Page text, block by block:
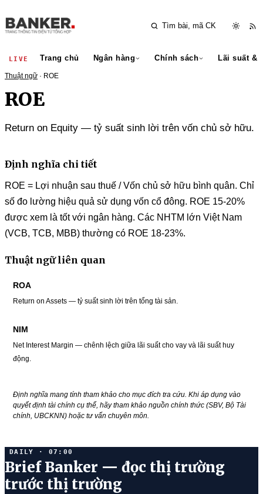
LIVE Trang chủ Ngân hàng Chính sách Lãi suất &
Thuật ngữ · ROE
ROE
Return on Equity — tỷ suất sinh lời trên vốn chủ sở hữu.
Định nghĩa chi tiết
ROE = Lợi nhuận sau thuế / Vốn chủ sở hữu bình quân. Chỉ
số đo lường hiệu quả sử dụng vốn cổ đông. ROE 15-20%
được xem là tốt với ngân hàng. Các NHTM lớn Việt Nam
(VCB, TCB, MBB) thường có ROE 18-23%.
Thuật ngữ liên quan
ROA
Return on Assets — tỷ suất sinh lời trên tổng tài sản.
NIM
Net Interest Margin — chênh lệch giữa lãi suất cho vay và lãi suất huy
động.
Định nghĩa mang tính tham khảo cho mục đích tra cứu. Khi áp dụng vào
quyết định tài chính cụ thể, hãy tham khảo nguồn chính thức (SBV, Bộ Tài
chính, UBCKNN) hoặc tư vấn chuyên môn.
DAILY · 07:00
Brief Banker — đọc thị trường
trước thị trường